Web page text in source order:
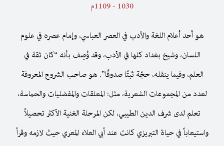
1030 - 1109م
هو أحد أعلام اللغة والأدب في العصر العباسي، وإمام عصره في علوم
اللسان، وشيخ بغداد كلها في الأدب، وقد وُصِف بأنه “كان ثقة في
العلم، وفيما ينقله، حجّة ثبتًا صدوقًا”. هو صاحب الشروح المعروفة
لعدد من المجموعات الشعرية، مثل: المعلقات والمفضليات والحماسة،
تعلم لدى شرف الدين الطيبي، لكن المرحلة الغنية الأكثر تحصيلاً
واستيعاباً في حياة التبريزي كانت عند أبي العلاء المعري حيث لازمه وقرأ